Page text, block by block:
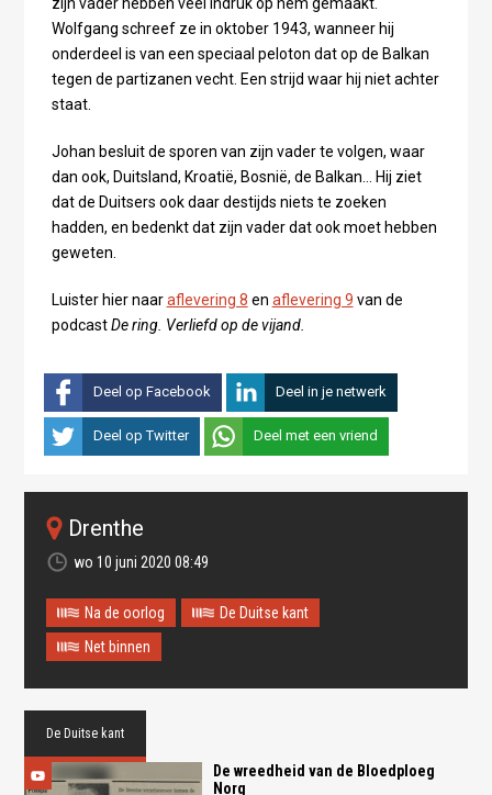
Wolfgang schreef ze in oktober 1943, wanneer hij
onderdeel is van een speciaal peloton dat op de Balkan
tegen de partizanen vecht. Een strijd waar hij niet achter
staat.
Johan besluit de sporen van zijn vader te volgen, waar
dan ook, Duitsland, Kroatië, Bosnië, de Balkan... Hij ziet
dat de Duitsers ook daar destijds niets te zoeken
hadden, en bedenkt dat zijn vader dat ook moet hebben
geweten.
Luister hier naaraflevering 8 en aflevering 9 van de
podcastDe ring. Verliefd op de vijand.
Deel op Facebook Deel in je netwerk
Deel op Twitter Deel met een vriend
Drenthe
wo 10 juni 2020 08:49
Na de oorlog
De Duitse kant
Net binnen
De Duitse kant
De wreedheid van de Bloedploeg
Norg